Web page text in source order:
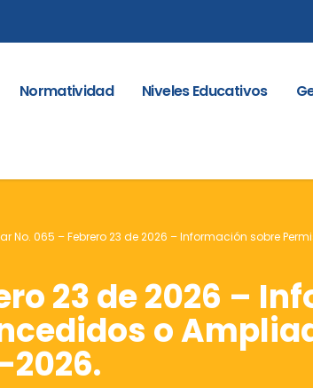
Normatividad Niveles Educativos
No. 065 – Febrero 23 de 2026 – Información sobre
23 de 2026 –
o